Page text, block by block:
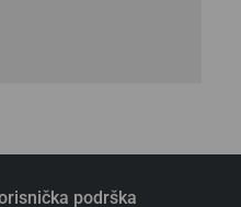
podrška